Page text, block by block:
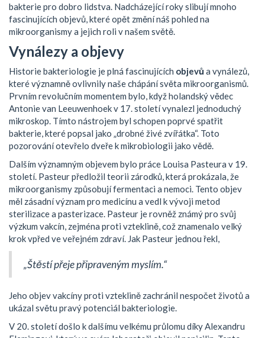
bakterie pro dobro lidstva. Nadcházející roky slibují mnoho
fascinujících objevů, které opět změní náš pohled na
mikroorganismy a jejich roli v našem světě.
Vynálezy a objevy
Historie bakteriologie je plná fascinujících objevů a vynálezů,
které významně ovlivnily naše chápání světa mikroorganismů.
Prvním revolučním momentem bylo, když holandský vědec
Antonie van Leeuwenhoek v 17. století vynalezl jednoduchý
mikroskop. Tímto nástrojem byl schopen poprvé spatřit
bakterie, které popsal jako „drobné živé zvířátka“. Toto
pozorování otevřelo dveře k mikrobiologii jako vědě.
Dalším významným objevem bylo práce Louisa Pasteura v 19.
století. Pasteur předložil teorii zárodků, která prokázala, že
mikroorganismy způsobují fermentaci a nemoci. Tento objev
měl zásadní význam pro medicínu a vedl k vývoji metod
sterilizace a pasterizace. Pasteur je rovněž známý pro svůj
výzkum vakcín, zejména proti vzteklině, což znamenalo velký
krok vpřed ve veřejném zdraví. Jak Pasteur jednou řekl,
„Štěstí přeje připraveným myslím.“
Jeho objev vakcíny proti vzteklině zachránil nespočet životů a
ukázal světu pravý potenciál bakteriologie.
V 20. století došlo k dalšímu velkému průlomu díky Alexandru